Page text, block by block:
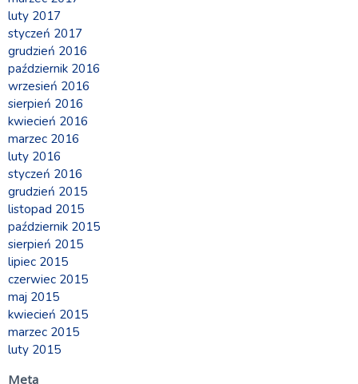
luty 2017
styczeń 2017
grudzień 2016
październik 2016
wrzesień 2016
sierpień 2016
kwiecień 2016
marzec 2016
luty 2016
styczeń 2016
grudzień 2015
listopad 2015
październik 2015
sierpień 2015
lipiec 2015
czerwiec 2015
maj 2015
kwiecień 2015
marzec 2015
luty 2015
Meta